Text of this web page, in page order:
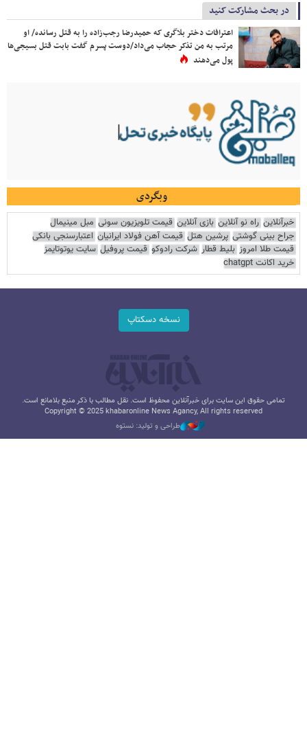
در بحث مشارکت کنید
اعترافات دختر بلاگری که حمیدرضا رجب‌زاده را به قتل رسانده/ او
مرتب به من تذکر حجاب می‌داد/دوست پسرم گفت بابت قتل بسیجی‌ها
پول می‌دهند
وبگردی
خبرآنلاین راه نو آنلاین بازی آنلاین قیمت تلویزیون سونی مبل مینیمال
جراح بینی گوشتی پرشین هتل قیمت آهن فولاد ایرانیان اعتبارسنجی بانکی
قیمت طلا امروز بلیط قطار شرکت رادوکو قیمت پروفیل سایت یوتوتایمز
خرید اکانت chatgpt
نسخه دسکتاپ
تمامی حقوق این سایت برای خبرآنلاین محفوظ است. نقل مطالب با ذکر منبع بلامانع است.
Copyright © 2025 khabaronline News Agancy, All rights reserved
طراحی و تولید: نستوه